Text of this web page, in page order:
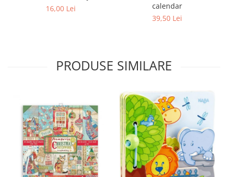
16,00 Lei
calendar
39,50 Lei
PRODUSE SIMILARE